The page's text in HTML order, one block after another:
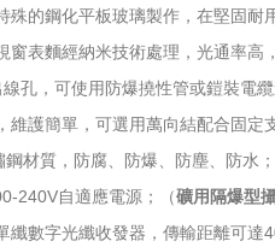
殊的鋼化平板玻璃製作，在堅固耐
窗表麵經納米技術處理，光通率高
線孔，可使用防爆撓性管或鎧裝電
維護簡單，可選用萬向結配合固定
鋼材質，防腐、防爆、防塵、防水；
240V自適應電源；（礦用隔爆型
纖數字光纖收發器，傳輸距離可達